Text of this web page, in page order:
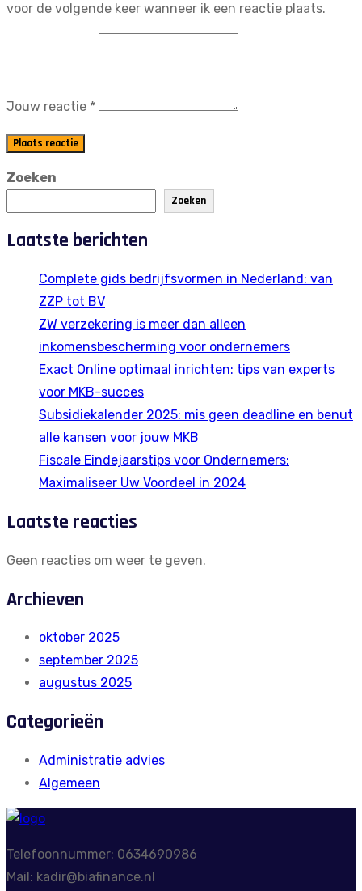
voor de volgende keer wanneer ik een reactie plaats.
Jouw reactie *
Plaats reactie
Zoeken
Zoeken
Laatste berichten
Complete gids bedrijfsvormen in Nederland: van
ZZP tot BV
ZW verzekering is meer dan alleen
inkomensbescherming voor ondernemers
Exact Online optimaal inrichten: tips van experts
voor MKB-succes
Subsidiekalender 2025: mis geen deadline en benut
alle kansen voor jouw MKB
Fiscale Eindejaarstips voor Ondernemers:
Maximaliseer Uw Voordeel in 2024
Laatste reacties
Geen reacties om weer te geven.
Archieven
oktober 2025
september 2025
augustus 2025
Categorieën
Administratie advies
Algemeen
Telefoonnummer: 0634690986
Mail: kadir@biafinance.nl